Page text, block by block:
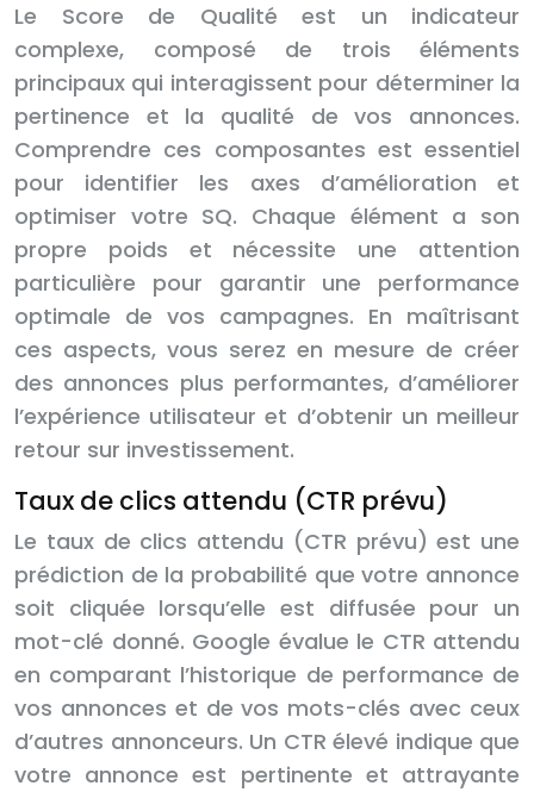
Le Score de Qualité est un indicateur
complexe, composé de trois éléments
principaux qui interagissent pour déterminer la
pertinence et la qualité de vos annonces.
Comprendre ces composantes est essentiel
pour identifier les axes d’amélioration et
optimiser votre SQ. Chaque élément a son
propre poids et nécessite une attention
particulière pour garantir une performance
optimale de vos campagnes. En maîtrisant
ces aspects, vous serez en mesure de créer
des annonces plus performantes, d’améliorer
l’expérience utilisateur et d’obtenir un meilleur
retour sur investissement.
Taux de clics attendu (CTR prévu)
Le taux de clics attendu (CTR prévu) est une
prédiction de la probabilité que votre annonce
soit cliquée lorsqu’elle est diffusée pour un
mot-clé donné. Google évalue le CTR attendu
en comparant l’historique de performance de
vos annonces et de vos mots-clés avec ceux
d’autres annonceurs. Un CTR élevé indique que
votre annonce est pertinente et attrayante